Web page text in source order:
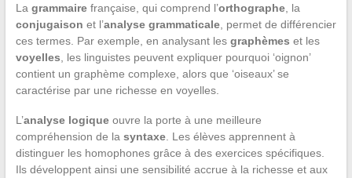
La grammairefrançaise, qui comprend l’orthographe, la
conjugaison et l’analyse grammaticale, permet de différencier
ces termes. Par exemple, en analysant les graphèmes et les
voyelles , les linguistes peuvent expliquer pourquoi ‘oignon’
contient un graphème complexe, alors que ‘oiseaux’ se
caractérise par une richesse en voyelles.
L’analyse logiqueouvre la porte à une meilleure
compréhension de la syntaxe. Les élèves apprennent à
distinguer les homophones grâce à des exercices spécifiques.
Ils développent ainsi une sensibilité accrue à la richesse et aux